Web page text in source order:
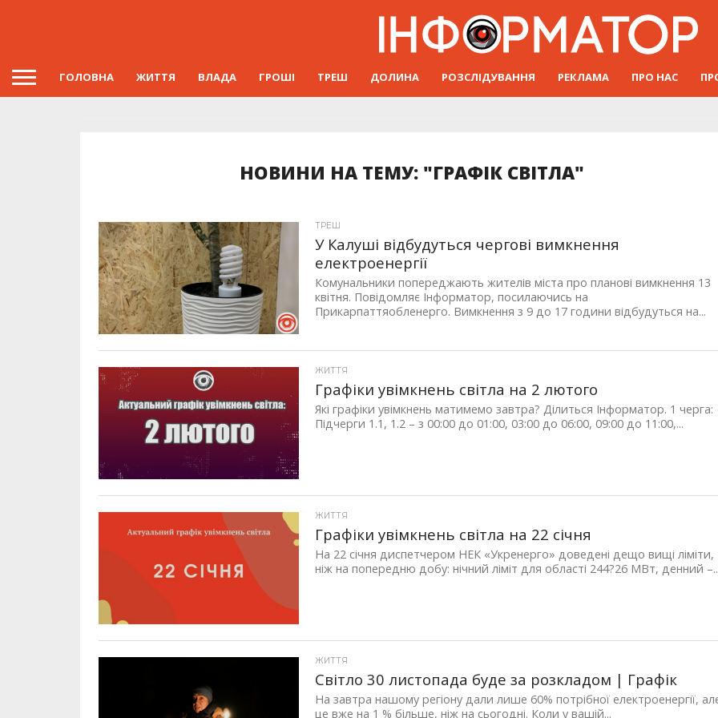
ГОЛОВНА ЖИТТЯ ВЛАДА ГРОШІ ТРЕШ ДОЛИНА РОЗСЛІДУВАННЯ РЕКЛАМА ПРО НАС
НОВИНИ НА ТЕМУ: "ГРАФІК СВІТЛА"
ТРЕШ
У Калуші відбудуться чергові вимкнення
електроенергії
Комунальники попереджають жителів міста про планові вимкнення 13
квітня. Повідомляє Інформатор, посилаючись на
Прикарпаттяобленерго. Вимкнення з 9 до 17 години відбудуться на...
ЖИТТЯ
Графіки увімкнень світла на 2 лютого
Які графіки увімкнень матимемо завтра? Ділиться Інформатор. 1 черга:
Підчерги 1.1, 1.2 – з 00:00 до 01:00, 03:00 до 06:00, 09:00 до 11:00,...
ЖИТТЯ
Графіки увімкнень світла на 22 січня
На 22 січня диспетчером НЕК «Укренерго» доведені дещо вищі ліміти,
ніж на попередню добу: нічний ліміт для області 244?26 МВт, денний
ЖИТТЯ
Світло 30 листопада буде за розкладом | Графік
На завтра нашому регіону дали лише 60% потрібної електроенергії,
це вже на 1 % більше, ніж на сьогодні. Коли у вашій...